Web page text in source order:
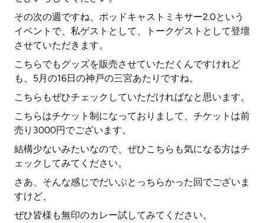
その次の週ですね、ポッドキャストミキサー2.0という
イベントで、私ゲストとして、トークゲストとして登壇
させていただきます。
こちらでもグッズを販売させていただくんですけれど
も、5月の16日の神戸の三宮あたりですね。
こちらもぜひチェックしていただければなと思います。
こちらはチケット制になっておりまして、チケットは前
売り3000円でございます。
結構少ないみたいなので、ぜひこちらも気になる方はチ
ェックしてみてください。
さあ、そんな感じでだいぶとっちらかった回でございま
すけど、
ぜひ皆様も無印のカレー試してみてください。